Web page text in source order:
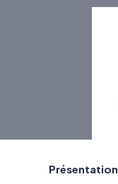
Présentation